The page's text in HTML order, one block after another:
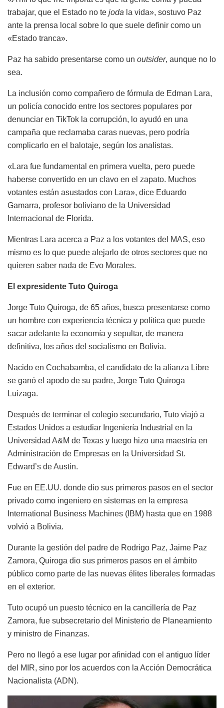
trabajar, que el Estado no te joda la vida», sostuvo Paz
ante la prensa local sobre lo que suele definir como un
«Estado tranca».
Paz ha sabido presentarse como un outsider, aunque no lo
sea.
La inclusión como compañero de fórmula de Edman Lara,
un policía conocido entre los sectores populares por
denunciar en TikTok la corrupción, lo ayudó en una
campaña que reclamaba caras nuevas, pero podría
complicarlo en el balotaje, según los analistas.
«Lara fue fundamental en primera vuelta, pero puede
haberse convertido en un clavo en el zapato. Muchos
votantes están asustados con Lara», dice Eduardo
Gamarra, profesor boliviano de la Universidad
Internacional de Florida.
Mientras Lara acerca a Paz a los votantes del MAS, eso
mismo es lo que puede alejarlo de otros sectores que no
quieren saber nada de Evo Morales.
El expresidente Tuto Quiroga
Jorge Tuto Quiroga, de 65 años, busca presentarse como
un hombre con experiencia técnica y política que puede
sacar adelante la economía y sepultar, de manera
definitiva, los años del socialismo en Bolivia.
Nacido en Cochabamba, el candidato de la alianza Libre
se ganó el apodo de su padre, Jorge Tuto Quiroga
Luizaga.
Después de terminar el colegio secundario, Tuto viajó a
Estados Unidos a estudiar Ingeniería Industrial en la
Universidad A&M de Texas y luego hizo una maestría en
Administración de Empresas en la Universidad St.
Edward’s de Austin.
Fue en EE.UU. donde dio sus primeros pasos en el sector
privado como ingeniero en sistemas en la empresa
International Business Machines (IBM) hasta que en 1988
volvió a Bolivia.
Durante la gestión del padre de Rodrigo Paz, Jaime Paz
Zamora, Quiroga dio sus primeros pasos en el ámbito
público como parte de las nuevas élites liberales formadas
en el exterior.
Tuto ocupó un puesto técnico en la cancillería de Paz
Zamora, fue subsecretario del Ministerio de Planeamiento
y ministro de Finanzas.
Pero no llegó a ese lugar por afinidad con el antiguo líder
del MIR, sino por los acuerdos con la Acción Democrática
Nacionalista (ADN).